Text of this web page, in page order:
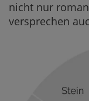
nicht nur
versprechen